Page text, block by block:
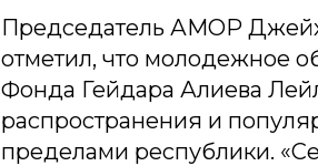
Председатель АМОР
отметил, что молодежное
Фонда Гейдара Алиева
распространения и
пределами республики.